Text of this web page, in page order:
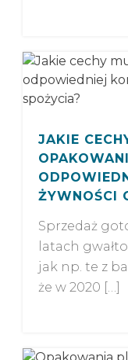
JAKIE
ŻYWNOŚCI
Sprzedaż
latach
jak np. te z
że w 2020 […]